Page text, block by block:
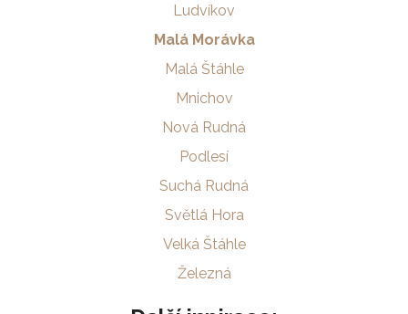
Ludvíkov
Malá Morávka
Malá Štáhle
Mnichov
Nová Rudná
Podlesí
Suchá Rudná
Světlá Hora
Velká Štáhle
Železná